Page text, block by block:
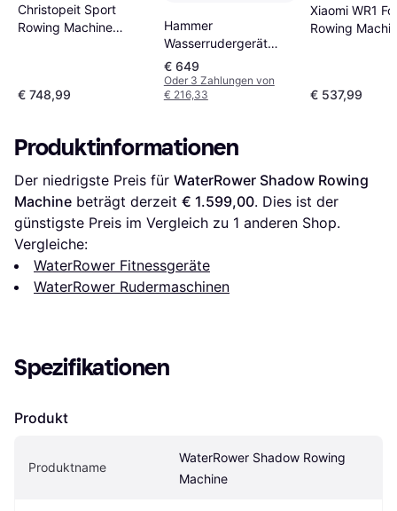
Christopeit Sport
Rowing Machine
€ 748,99
Hammer
Wasserrudergerät
RowFlow 5.0 NorsK
€ 649
Oder 3 Zahlungen von
€ 216,33
Xiaomi WR1
Rowing
€ 537,99
Produktinformationen
Der niedrigste Preis für WaterRower Shadow Rowing
Machine beträgt derzeit € 1.599,00. Dies ist der
günstigste Preis im Vergleich zu 1 anderen Shop.
Vergleiche:
WaterRower Fitnessgeräte
WaterRower Rudermaschinen
Spezifikationen
Produkt
Produktname
WaterRower Shadow Rowing
Machine